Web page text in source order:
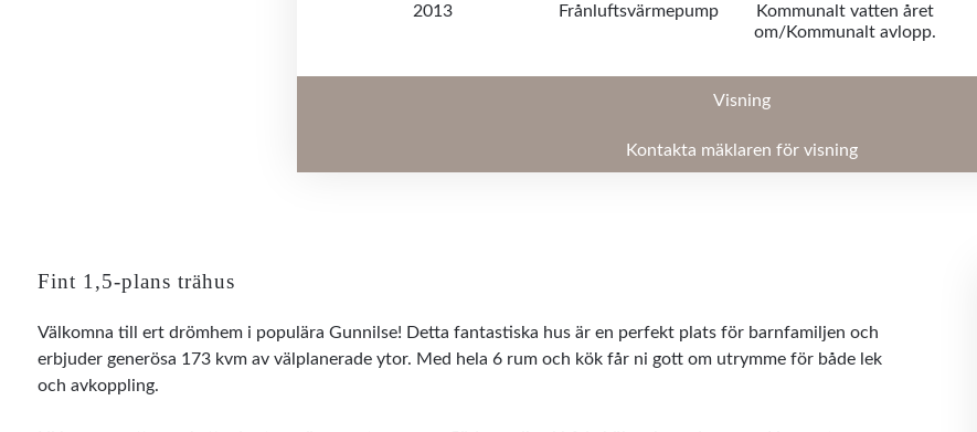
2013 Frånluftsvärmepump
Kommunalt vatten året
om/Kommunalt avlopp.
Visning
Kontakta mäklaren för visning
Fint 1,5-plans trähus
Välkomna till ert drömhem i populära Gunnilse! Detta fantastiska hus är en perfekt plats för barnfamiljen och
erbjuder generösa 173 kvm av välplanerade ytor. Med hela 6 rum och kök får ni gott om utrymme för både lek
och avkoppling.